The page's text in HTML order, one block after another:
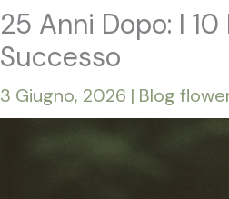
25 Anni Dopo: I
Successo
3 Giugno, 2026 | Blog